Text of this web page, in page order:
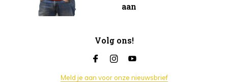
aan
Volg ons!
Meld je aan voor onze nieuwsbrief